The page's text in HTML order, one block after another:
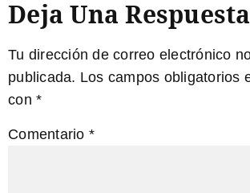
Deja Una Respuesta
Tu dirección de correo electrónico
publicada. Los campos obligatorios
con *
Comentario *